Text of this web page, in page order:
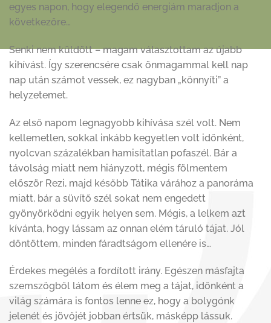
egyes napon, hogy elegendő energiám maradjon a
következőre…
Senki nem küldött – magam választottam az újabb
kihívást. Így szerencsére csak önmagammal kell nap
nap után számot vessek, ez nagyban „könnyíti” a
helyzetemet.
Az első napom legnagyobb kihívása szél volt. Nem
kellemetlen, sokkal inkább kegyetlen volt időnként,
nyolcvan százalékban hamisítatlan pofaszél. Bár a
távolság miatt nem hiányzott, mégis fölmentem
először Rezi, majd később Tátika várához a panoráma
miatt, bár a süvítő szél sokat nem engedett
gyönyörködni egyik helyen sem. Mégis, a lelkem azt
kívánta, hogy lássam az onnan elém táruló tájat. Jól
döntöttem, minden fáradtságom ellenére is…
Érdekes megélés a fordított irány. Egészen másfajta
szemszögből látom és élem meg a tájat, időnként a
világ számára is fontos lenne ez, hogy a bolygónk
jelenét és jövőjét jobban értsük, másképp lássuk.